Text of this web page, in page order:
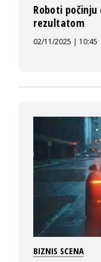
Roboti
rezultatom
02/11/2025 | 10:45
BIZNIS SCENA